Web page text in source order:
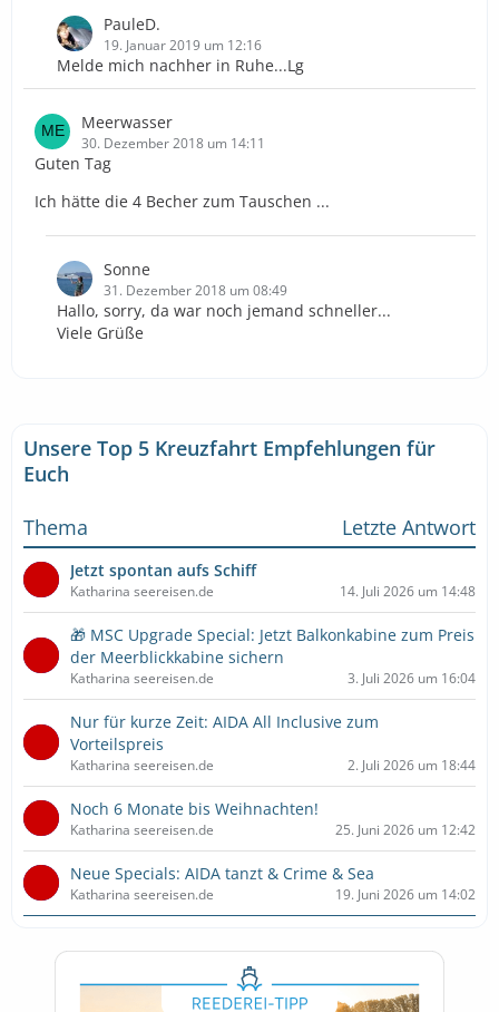
PauleD.
19. Januar 2019 um 12:16
Melde mich nachher in Ruhe...Lg
Meerwasser
30. Dezember 2018 um 14:11
Guten Tag
Ich hätte die 4 Becher zum Tauschen ...
Sonne
31. Dezember 2018 um 08:49
Hallo, sorry, da war noch jemand schneller...
Viele Grüße
Unsere Top 5 Kreuzfahrt Empfehlungen für
Euch
Thema
Letzte Antwort
Jetzt spontan aufs Schiff
Katharina seereisen.de 14. Juli 2026 um 14:48
🎁 MSC Upgrade Special: Jetzt Balkonkabine zum Preis
der Meerblickkabine sichern
Katharina seereisen.de 3. Juli 2026 um 16:04
Nur für kurze Zeit: AIDA All Inclusive zum
Vorteilspreis
Katharina seereisen.de 2. Juli 2026 um 18:44
Noch 6 Monate bis Weihnachten!
Katharina seereisen.de 25. Juni 2026 um 12:42
Neue Specials: AIDA tanzt & Crime & Sea
Katharina seereisen.de 19. Juni 2026 um 14:02